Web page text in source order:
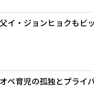
イ・ジョンヒョクもビ
ペ育児の孤独とプライ